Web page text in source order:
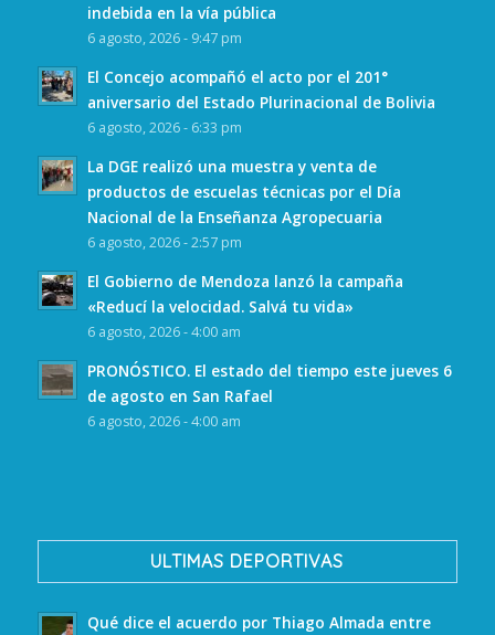
indebida en la vía pública
6 agosto, 2026 - 9:47 pm
El Concejo acompañó el acto por el 201°
aniversario del Estado Plurinacional de Bolivia
6 agosto, 2026 - 6:33 pm
La DGE realizó una muestra y venta de
productos de escuelas técnicas por el Día
Nacional de la Enseñanza Agropecuaria
6 agosto, 2026 - 2:57 pm
El Gobierno de Mendoza lanzó la campaña
«Reducí la velocidad. Salvá tu vida»
6 agosto, 2026 - 4:00 am
PRONÓSTICO. El estado del tiempo este jueves 6
de agosto en San Rafael
6 agosto, 2026 - 4:00 am
ULTIMAS DEPORTIVAS
Qué dice el acuerdo por Thiago Almada entre